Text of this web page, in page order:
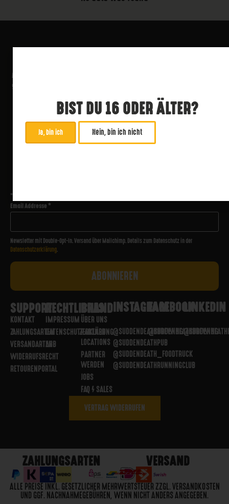
*
Email Addresse*
Newsletter mit Double-Opt-In. Versand über Mailchimp. Details zum Datenschutz in der
Datenschutzerklärung.
SUPPORT
KONTAKT
ZAHLUNGSARTEN
VERSANDARTEN
WIDERRUFSRECHT
RETOURENPORTAL
RECHTLICHES
IMPRESSUM
DATENSCHUTZERKLÄRUNG
AGB
BRAND
ÜBER UNS
PARTNER
LOCATIONS
PARTNER
WERDEN
JOBS
FAQ / SALES
INSTAGRAM
@SUDDENDEATHBREWING
@SUDDENDEATHPUB
@SUDDENDEATH_FOODTRUCK
@SUDDENDEATHRUNNINGCLUB
FACEBOOK
@SUDDENDEATHBREWING
LINKEDIN
VERTRAG WIDERRUFEN
ZAHLUNGSARTEN VERSAND
ALLE PREISE INKL. GESETZLICHER MEHRWERTSTEUER ZZGL. VERSANDKOSTEN
UND GGF. NACHNAHMEGEBÜHREN, WENN NICHT ANDERS ANGEGEBEN.
BIST DU 16 ODER ÄLTER?
Ja, bin ich Nein, bin ich nicht